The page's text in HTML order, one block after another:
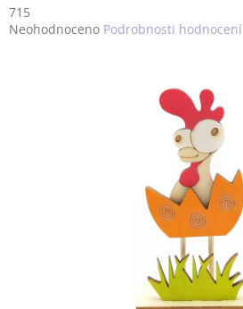
715
Průměrné
Neohodnoceno Podrobnosti hodnocení